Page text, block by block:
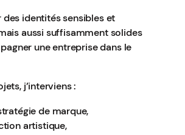
des identités sensibles et
aussi suffisamment solides
une entreprise dans le
j’interviens :
de marque,
artistique,